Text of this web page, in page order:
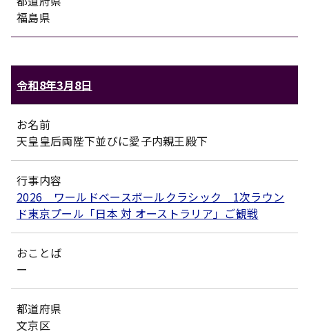
福島県
令和8年3月8日
お名前
天皇皇后両陛下並びに愛子内親王殿下
行事内容
2026 ワールドベースボールクラシック 1次ラウン
ド東京プール「日本 対 オーストラリア」ご観戦
おことば
ー
都道府県
文京区